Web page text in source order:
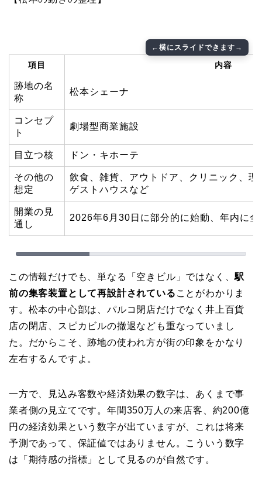
項目 内容
跡地の名
称
松本シェーナ
コンセプ
ト
劇場型商業施設
目立つ核 ドン・キホーテ
その他の
想定
飲食、雑貨、アウトドア、クリニック、
ゲストハウスなど
開業の見
通し
2026年6月30日に部分的に始動、年内に
この情報だけでも、単なる「空きビル」ではなく、駅
前の集客装置として再設計されている ことがわかりま
す。松本の中心部は、パルコ閉店だけでなく井上百貨
店の閉店、スピカビルの撤退なども重なっていまし
た。だからこそ、跡地の使われ方が街の印象をかなり
左右するんですよ。
一方で、見込み客数や経済効果の数字は、あくまで事
業者側の見立てです。年間350万人の来店客、約200億
円の経済効果という数字が出ていますが、これは将来
予測であって、保証値ではありません。こういう数字
は「期待感の指標」として見るのが自然です。